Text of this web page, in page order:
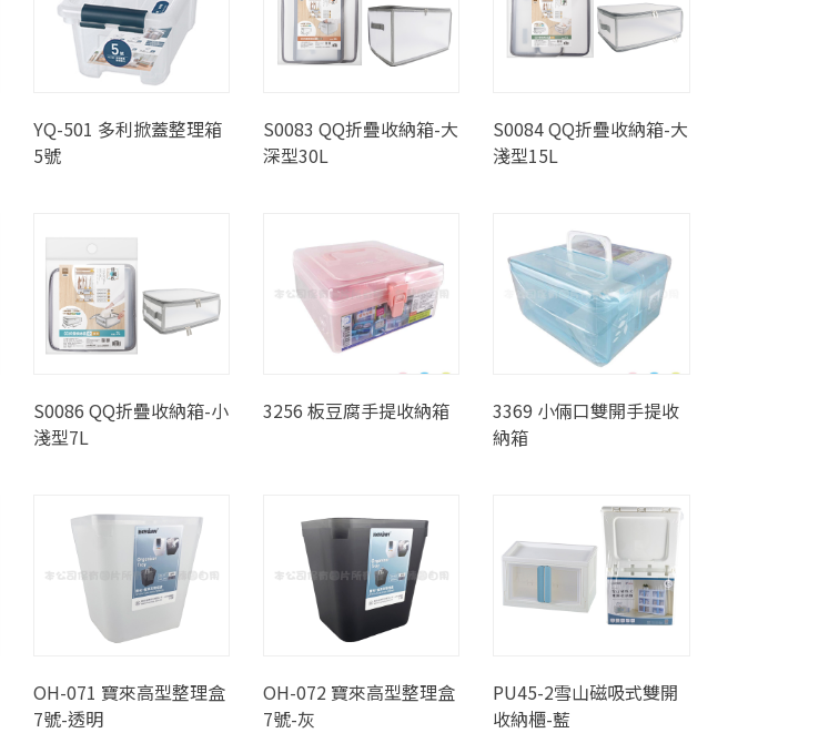
YQ-501 多利掀蓋整理箱
5號
S0083 QQ折疊收納箱-大
深型30L
S0084 QQ折疊收納箱-大
淺型15L
S0086 QQ折疊收納箱-小
淺型7L
3256 板豆腐手提收納箱
3369 小倆口雙開手提收
納箱
OH-071 寶來高型整理盒
7號-透明
OH-072 寶來高型整理盒
7號-灰
PU45-2雪山磁吸式雙開
收納櫃-藍